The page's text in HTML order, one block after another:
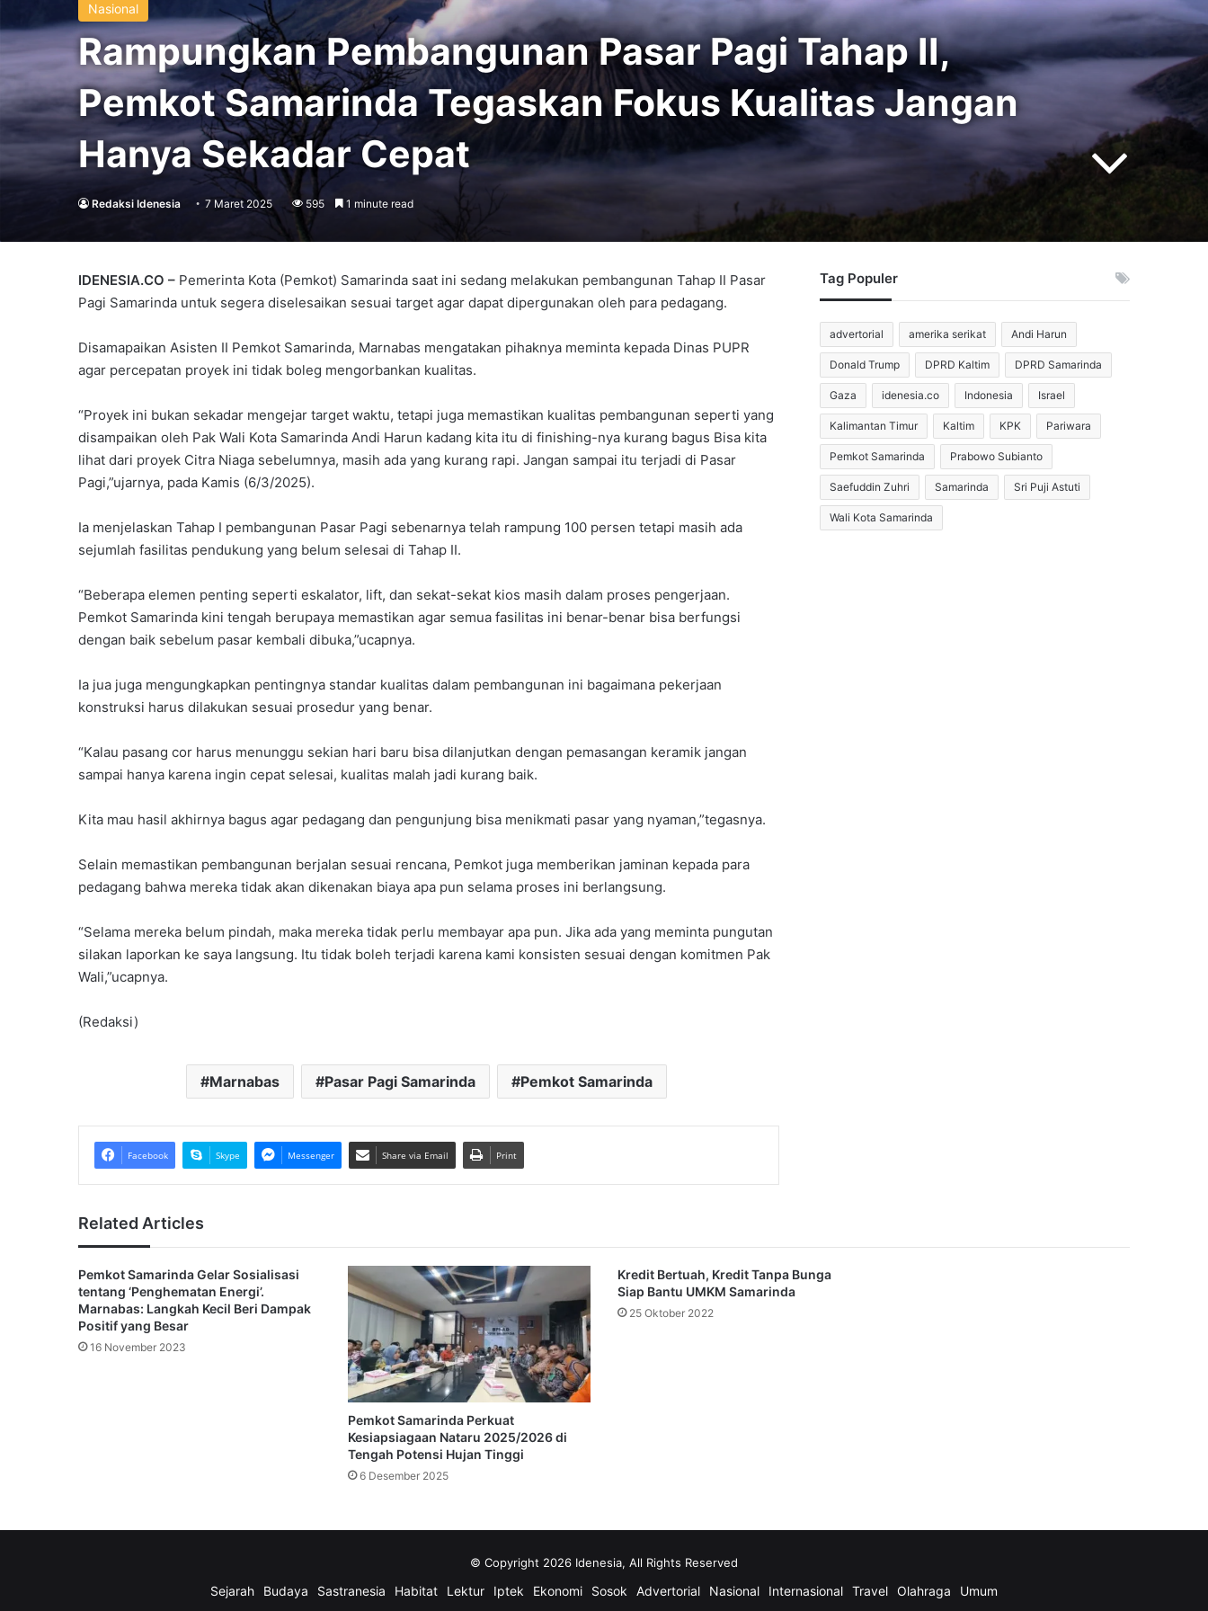
Nasional
Rampungkan Pembangunan Pasar Pagi Tahap II,
Pemkot Samarinda Tegaskan Fokus Kualitas Jangan
Hanya Sekadar Cepat
Redaksi Idenesia 7 Maret 2025 595 1 minute read
IDENESIA.CO – Pemerinta Kota (Pemkot) Samarinda saat ini sedang melakukan pembangunan Tahap II Pasar
Pagi Samarinda untuk segera diselesaikan sesuai target agar dapat dipergunakan oleh para pedagang.
Disamapaikan Asisten II Pemkot Samarinda, Marnabas mengatakan pihaknya meminta kepada Dinas PUPR
agar percepatan proyek ini tidak boleg mengorbankan kualitas.
“Proyek ini bukan sekadar mengejar target waktu, tetapi juga memastikan kualitas pembangunan seperti yang
disampaikan oleh Pak Wali Kota Samarinda Andi Harun kadang kita itu di finishing-nya kurang bagus Bisa kita
lihat dari proyek Citra Niaga sebelumnya, masih ada yang kurang rapi. Jangan sampai itu terjadi di Pasar
Pagi,”ujarnya, pada Kamis (6/3/2025).
Ia menjelaskan Tahap I pembangunan Pasar Pagi sebenarnya telah rampung 100 persen tetapi masih ada
sejumlah fasilitas pendukung yang belum selesai di Tahap II.
“Beberapa elemen penting seperti eskalator, lift, dan sekat-sekat kios masih dalam proses pengerjaan.
Pemkot Samarinda kini tengah berupaya memastikan agar semua fasilitas ini benar-benar bisa berfungsi
dengan baik sebelum pasar kembali dibuka,”ucapnya.
Ia jua juga mengungkapkan pentingnya standar kualitas dalam pembangunan ini bagaimana pekerjaan
konstruksi harus dilakukan sesuai prosedur yang benar.
“Kalau pasang cor harus menunggu sekian hari baru bisa dilanjutkan dengan pemasangan keramik jangan
sampai hanya karena ingin cepat selesai, kualitas malah jadi kurang baik.
Kita mau hasil akhirnya bagus agar pedagang dan pengunjung bisa menikmati pasar yang nyaman,”tegasnya.
Selain memastikan pembangunan berjalan sesuai rencana, Pemkot juga memberikan jaminan kepada para
pedagang bahwa mereka tidak akan dikenakan biaya apa pun selama proses ini berlangsung.
“Selama mereka belum pindah, maka mereka tidak perlu membayar apa pun. Jika ada yang meminta pungutan
silakan laporkan ke saya langsung. Itu tidak boleh terjadi karena kami konsisten sesuai dengan komitmen Pak
Wali,”ucapnya.
(Redaksi)
Marnabas Pasar Pagi Samarinda Pemkot Samarinda
Facebook Skype Messenger Share via Email Print
Tag Populer
advertorial amerika serikat Andi Harun
Donald Trump DPRD Kaltim DPRD Samarinda
Gaza idenesia.co Indonesia Israel
Kalimantan Timur Kaltim KPK Pariwara
Pemkot Samarinda Prabowo Subianto
Saefuddin Zuhri Samarinda Sri Puji Astuti
Wali Kota Samarinda
Related Articles
Pemkot Samarinda Gelar Sosialisasi
tentang ‘Penghematan Energi’.
Marnabas: Langkah Kecil Beri Dampak
Positif yang Besar
16 November 2023
Pemkot Samarinda Perkuat
Kesiapsiagaan Nataru 2025/2026 di
Tengah Potensi Hujan Tinggi
6 Desember 2025
Kredit Bertuah, Kredit Tanpa Bunga
Siap Bantu UMKM Samarinda
25 Oktober 2022
© Copyright 2026 Idenesia, All Rights Reserved
Sejarah Budaya Sastranesia Habitat Lektur Iptek Ekonomi Sosok Advertorial Nasional Internasional Travel Olahraga Umum